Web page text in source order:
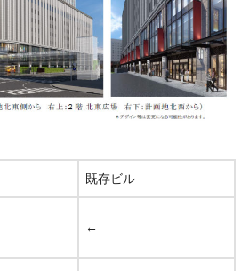
既存ビル
←